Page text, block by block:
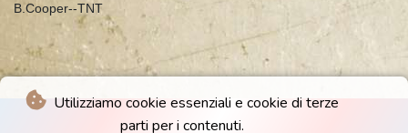
Utilizziamo cookie essenziali e cookie di terze
parti per i contenuti.
B.Cooper--TNT